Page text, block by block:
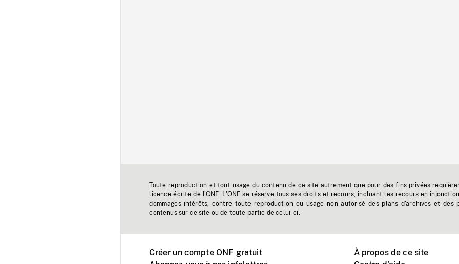
Toute reproduction et tout usage du contenu de ce site autrement que pour des fins privées
licence écrite de l'ONF. L'ONF se réserve tous ses droits et recours, incluant les recours en
dommages-intérêts, contre toute reproduction ou usage non autorisé des plans d'archives et des
contenus sur ce site ou de toute partie de celui-ci.
Créer un compte ONF gratuit
À propos de ce site